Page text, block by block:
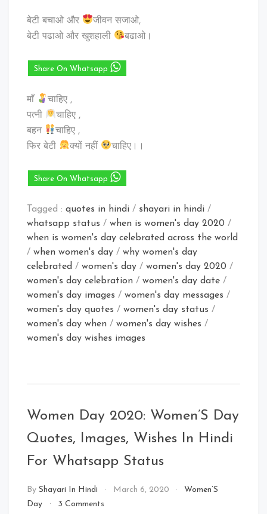
बेटी बचाओ और
जीवन सजाओ,
बेटी पढाओ और खुशहाली
बढाओ।
Share On Whatsapp
माँ
चाहिए ,
पत्नी
चाहिए ,
बहन
चाहिए ,
फिर बेटी
क्यों नहीं चाहिए।।
Share On Whatsapp
Tagged : quotes in hindi / shayari in hindi /
whatsapp status / when is women's day 2020 /
when is women's day celebrated across the world
/ when women's day / why women's day
celebrated / women's day / women's day 2020 /
women's day celebration / women's day date /
women's day images / women's day messages /
women's day quotes / women's day status /
women's day when / women's day wishes /
women's day wishes images
Women Day 2020: Women’S Day
Quotes, Images, Wishes In Hindi
For Whatsapp Status
By Shayari In Hindi March 6, 2020
Women’S
Day
3 Commentson